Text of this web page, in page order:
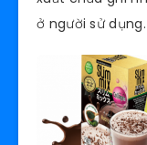
ở người sử dụng.